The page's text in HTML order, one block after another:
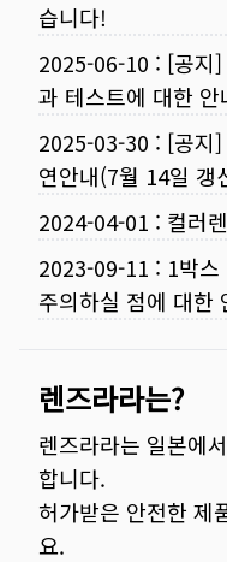
습니다!
2025-06-10 : [공지]
과 테스트에 대한 안
2025-03-30 : [공지]
연안내(7월 14일 갱
2024-04-01 : 컬러
2023-09-11 : 1박
주의하실 점에 대한
렌즈라라는?
렌즈라라는 일본에
합니다.
허가받은 안전한 제
요.